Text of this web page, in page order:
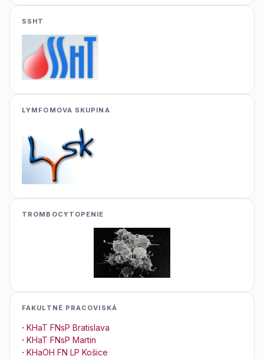
SSHT
LYMFOMOVA SKUPINA
TROMBOCYTOPENIE
FAKULTNÉ PRACOVISKÁ
· KHaT FNsP Bratislava
· KHaT FNsP Martin
· KHaOH FN LP Košice